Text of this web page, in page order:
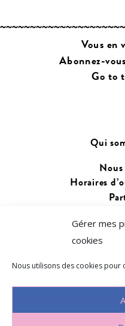
Gérer mes
cookies
Nous utilisons des cookies pour
Vous en
Abonnez-
Go to
Qui
Horaires